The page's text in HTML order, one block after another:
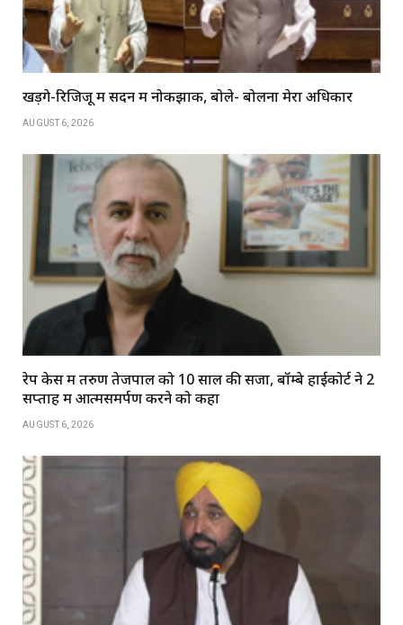
खड़गे-रिजिजू में सदन में नोकझोंक, बोले- बोलना मेरा अधिकार
AUGUST 6, 2026
रेप केस में तरुण तेजपाल को 10 साल की सजा, बॉम्बे हाईकोर्ट ने 2
सप्ताह में आत्मसमर्पण करने को कहा
AUGUST 6, 2026